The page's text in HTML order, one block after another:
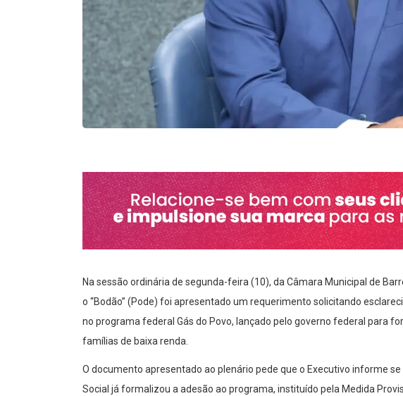
Na sessão ordinária de segunda-feira (10), da Câmara Municipal de
o “Bodão” (Pode) foi apresentado um requerimento solicitando
no programa federal Gás do Povo, lançado pelo governo federal para
famílias de baixa renda.
O documento apresentado ao plenário pede que o Executivo informe
Social já formalizou a adesão ao programa, instituído pela Medida